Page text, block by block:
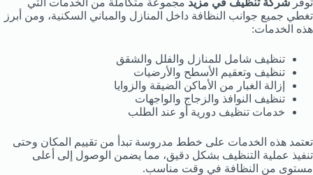
تغطي جميع جوانب النظافة داخل المنازل والمباني السكنية، ومن أبرز
هذه الخدمات:
تنظيف شامل للمنازل والفلل والشقق
تنظيف وتعقيم الأسطح والأرضيات
إزالة الغبار من الأماكن الضيقة والزوايا
تنظيف النوافذ والزجاج والواجهات
خدمات تنظيف دورية أو عند الطلب
تعتمد هذه الخدمات على خطط مدروسة تبدأ من تقييم المكان وحتى
تنفيذ عملية التنظيف بشكل دقيق، مما يضمن الوصول إلى أعلى
مستوى من النظافة في وقت مناسب.